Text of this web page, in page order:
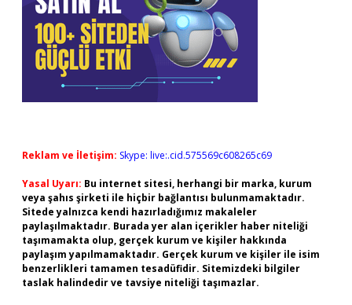
Reklam ve İletişim: Skype: live:.cid.575569c608265c69
Yasal Uyarı: Bu internet sitesi, herhangi bir marka, kurum
veya şahıs şirketi ile hiçbir bağlantısı bulunmamaktadır.
Sitede yalnızca kendi hazırladığımız makaleler
paylaşılmaktadır. Burada yer alan içerikler haber niteliği
taşımamakta olup, gerçek kurum ve kişiler hakkında
paylaşım yapılmamaktadır. Gerçek kurum ve kişiler ile isim
benzerlikleri tamamen tesadüfidir. Sitemizdeki bilgiler
taslak halindedir ve tavsiye niteliği taşımazlar.